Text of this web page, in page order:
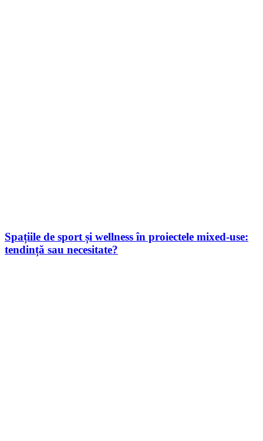
Spațiile de sport și wellness în proiectele mixed-use:
tendință sau necesitate?